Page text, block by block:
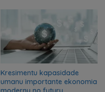
Kresimentu kapasidade
umanu importante ekonomia